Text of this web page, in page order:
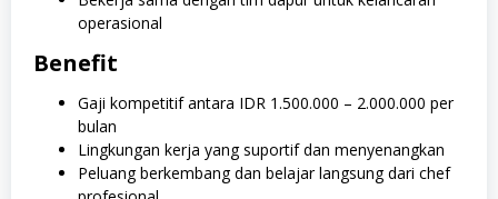
operasional
Benefit
Gaji kompetitif antara IDR 1.500.000 – 2.000.000 per
bulan
Lingkungan kerja yang suportif dan menyenangkan
Peluang berkembang dan belajar langsung dari chef